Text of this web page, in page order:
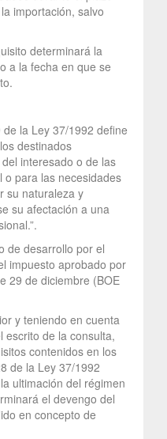
importación, salvo
determinará la
a la fecha en que se
la Ley 37/1992 define
destinados
interesado o de las
o para las necesidades
su naturaleza y
su afectación a una
de desarrollo por el
impuesto aprobado por
29 de diciembre (BOE
y teniendo en cuenta
escrito de la consulta,
contenidos en los
de la Ley 37/1992
ultimación del régimen
el devengo del
en concepto de